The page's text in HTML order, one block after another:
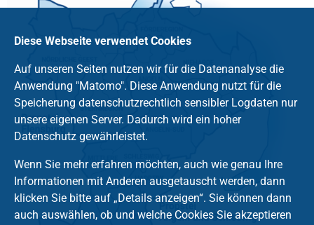
Diese Webseite verwendet Cookies
Auf unseren Seiten nutzen wir für die Datenanalyse die
Anwendung "Matomo". Diese Anwendung nutzt für die
Speicherung datenschutzrechtlich sensibler Logdaten nur
unsere eigenen Server. Dadurch wird ein hoher
Datenschutz gewährleistet.
Wenn Sie mehr erfahren möchten, auch wie genau Ihre
Informationen mit Anderen ausgetauscht werden, dann
klicken Sie bitte auf „Details anzeigen“. Sie können dann
auch auswählen, ob und welche Cookies Sie akzeptieren